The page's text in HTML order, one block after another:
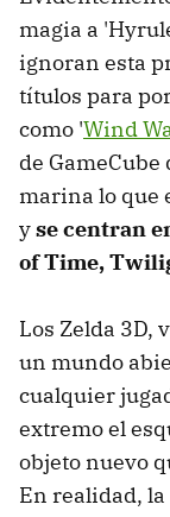
magia a
ignoran esta
títulos para
como 'Wind
de
marina lo que
yse centran
of Time,
Los Zelda 3D,
un mundo
cualquier
extremo el
objeto nuevo
En realidad,